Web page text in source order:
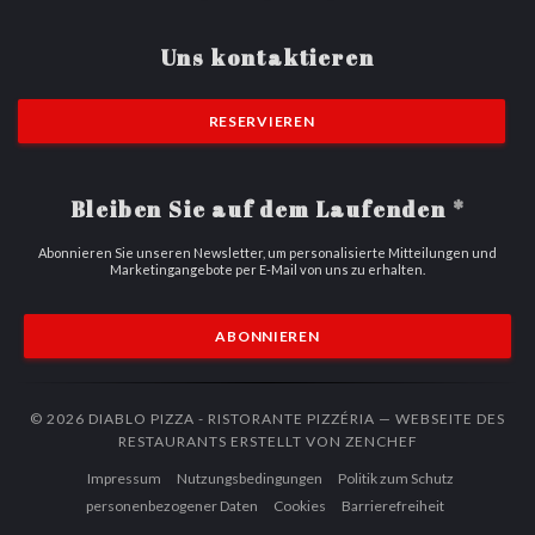
Uns kontaktieren
RESERVIEREN
Bleiben Sie auf dem Laufenden *
Abonnieren Sie unseren Newsletter, um personalisierte Mitteilungen und
Marketingangebote per E-Mail von uns zu erhalten.
ABONNIEREN
© 2026 DIABLO PIZZA - RISTORANTE PIZZÉRIA — WEBSEITE DES
RESTAURANTS ERSTELLT VON ZENCHEF
Impressum ((öffnet ein neues Fenster))
Nutzungsbedingungen ((öffnet ein neues Fenster))
Politik zum Schutz
personenbezogener Daten((öffnet ein neues Fenster))
Cookies((öffnet ein neues Fenster))
Barrierefreiheit((öffnet ein